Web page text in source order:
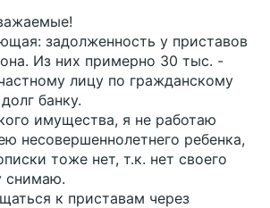
задолженность у приставов
Из них примерно 30 тыс. -
лицу по гражданскому
банку.
имущества, я не работаю
несовершеннолетнего ребенка,
тоже нет, т.к. нет своего
снимаю.
к приставам через